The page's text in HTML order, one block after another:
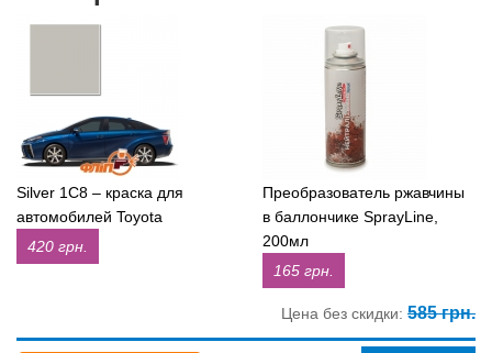
Silver 1C8 – краска для
автомобилей Toyota
420 грн.
Преобразователь ржавчины
в баллончике SprayLine,
200мл
165 грн.
Цена без скидки: 585 грн.